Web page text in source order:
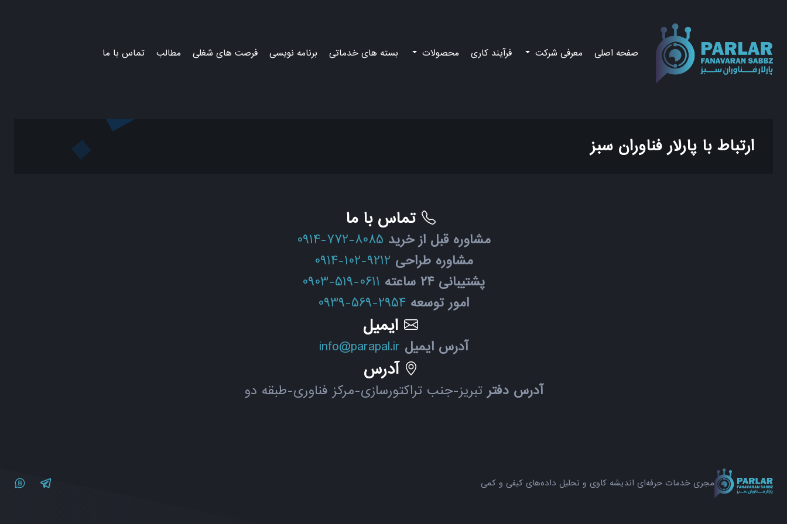
صفحه اصلی معرفی شرکت فرآیند کاری محصولات بسته های خدماتی برنامه نویسی فرصت های شغلی مطالب تماس با ما
ارتباط با پارلار فناوران سبز
تماس با ما
مشاوره قبل از خرید 0914-772-8085
مشاوره طراحی 0914-102-9212
پشتیبانی ۲۴ ساعته
0903-519-0611
امور توسعه 0939-569-2954
ایمیل
آدرس ایمیل info@parapal.ir
آدرس
آدرس دفتر تبریز-جنب تراکتورسازی-مرکز فناوری-طبقه دو
مجری خدمات حرفه‌ای اندیشه کاوی و تحلیل داده‌های کیفی و کمی Telegram
Twitter